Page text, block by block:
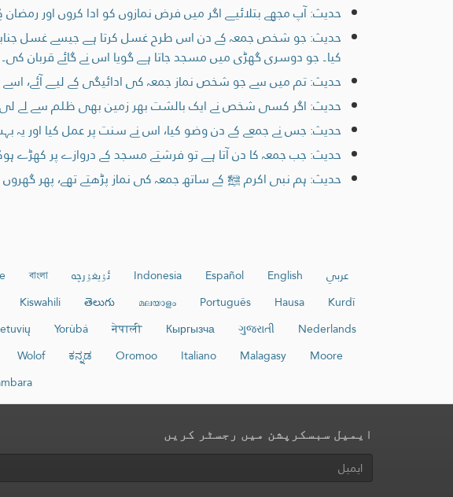
حدیث: آپ مجھے بتلائیے اگر میں فرض نمازوں کو ادا کروں اور
حدیث: جو شخص جمعہ کے دن اس طرح غسل کرتا ہے جیسے غسل جنابت
کیا۔ جو دوسری گھڑی میں مسجد جاتا ہے گویا اس نے گائے قربان کی۔
حدیث: تم میں سے جو شخص نماز جمعہ کی ادائیگی کے لیے آئے،
حدیث: اگر کسی شخص نے ایک بالشت بھر زمین بھی ظلم سے لے
حدیث: جس نے جمعے کے دن وضو کیا، اس نے سنت پر عمل کیا اور یہ
حدیث: جب جمعہ کا دن آتا ہے تو فرشتے مسجد کے دروازے پر کھڑے ہوکر
حدیث: ہم نبی اکرم ﷺ کے ساتھ جمعہ کی نماز پڑھتے تھے، پھر
عربي English
Español
Indonesia ئۇيغۇرچە বাংলা
Kurdî
Hausa
Português
മലയാളം
తెలుగు
Kiswahili
Nederlands
ગુજરાતી
Кыргызча
नेपाली
Yorùbá
Moore
Malagasy
Italiano
Oromoo
ಕನ್ನಡ
Wolof
ایمیل سبسکرپشن میں رجسٹر کریں